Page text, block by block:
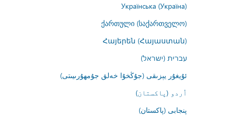
Українська (Україна)
ქართული (საქართველო)
Հայերեն (Հայաստան)
עברית (ישראל)
ئۇيغۇر يېزىقى (جۇڭخۇا خەلق جۇمھۇرىيىتى)
اُردو (پاکستان)
پنجابی (پاکستان)